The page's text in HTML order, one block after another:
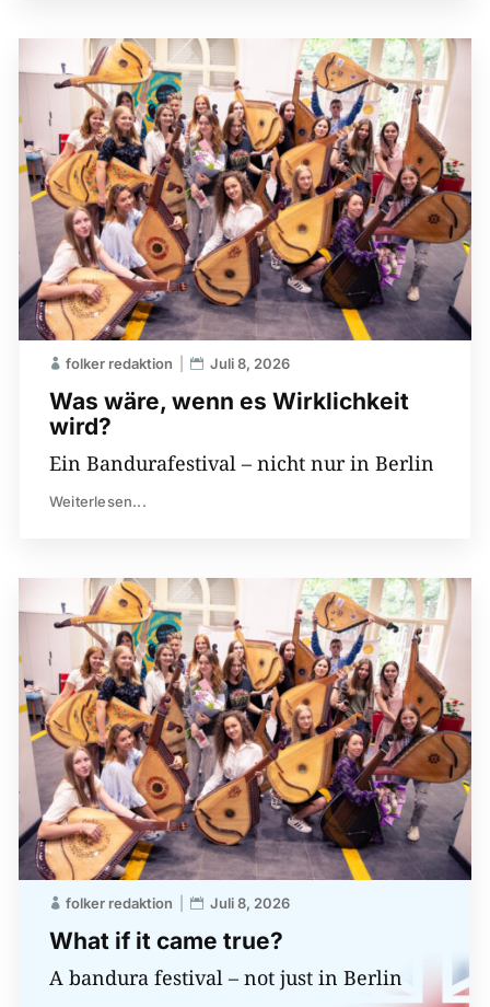
Was wäre, wenn es Wirklichkeit
wird?
folker redaktion Juli 8, 2026
Ein Bandurafestival – nicht nur in Berlin
Weiterlesen...
What if it came true?
folker redaktion Juli 8, 2026
A bandura festival – not just in Berlin